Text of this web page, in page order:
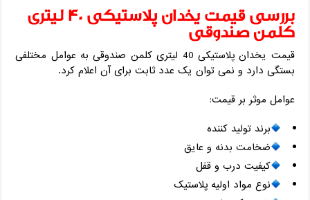
بررسی قیمت یخدان پلاستیکی 40 لیتری
کلمن صندوقی
قیمت یخدان پلاستیکی 40 لیتری کلمن صندوقی به عوامل مختلفی
بستگی دارد و نمی ‌توان یک عدد ثابت برای آن اعلام کرد.
عوامل موثر بر قیمت:
برند تولید کننده
ضخامت بدنه و عایق
کیفیت درب و قفل
نوع مواد اولیه پلاستیک